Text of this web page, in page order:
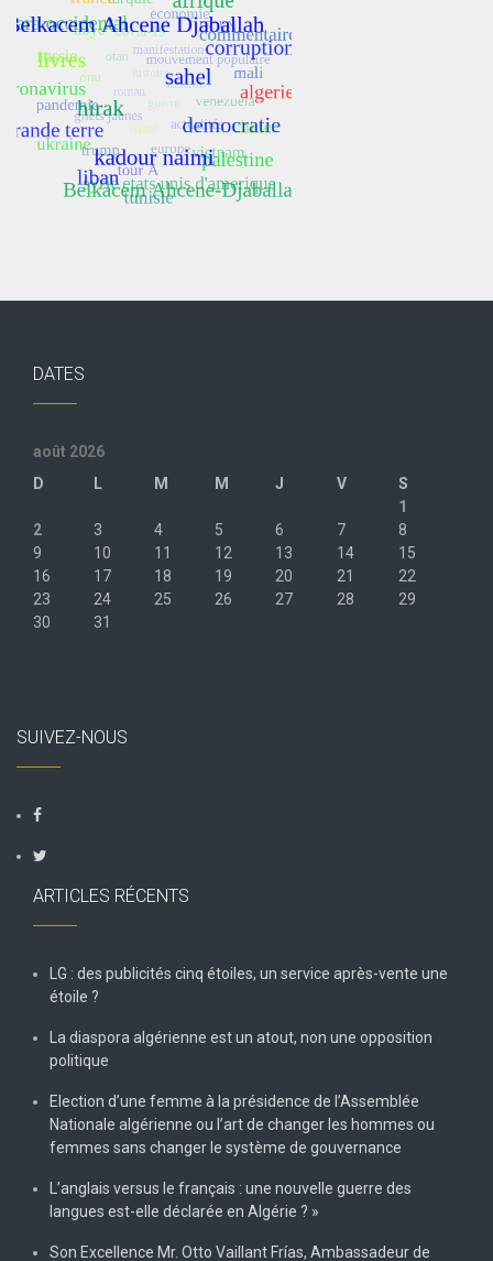
DATES
août 2026
D
L M M J V
S
1
2
3 4 5 6 7
8
9
10 11 12 13 14
15
16
17 18 19 20 21
22
23
24 25 26 27 28
29
30
31
SUIVEZ-NOUS
ARTICLES RÉCENTS
LG : des publicités cinq étoiles, un service après-vente une
étoile ?
La diaspora algérienne est un atout, non une opposition
politique
Election d’une femme à la présidence de l’Assemblée
Nationale algérienne ou l’art de changer les hommes ou
femmes sans changer le système de gouvernance
L’anglais versus le français : une nouvelle guerre des
langues est-elle déclarée en Algérie ? »
Son Excellence Mr. Otto Vaillant Frías, Ambassadeur de